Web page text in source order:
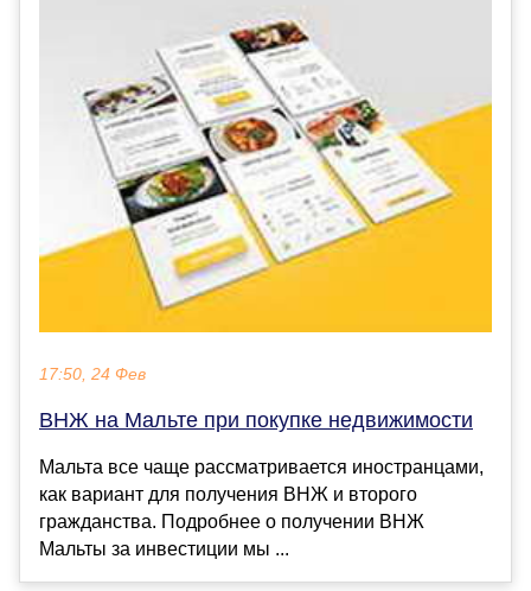
17:50, 24 Фев
ВНЖ на Мальте при покупке недвижимости
Мальта все чаще рассматривается иностранцами,
как вариант для получения ВНЖ и второго
гражданства. Подробнее о получении ВНЖ
Мальты за инвестиции мы ...